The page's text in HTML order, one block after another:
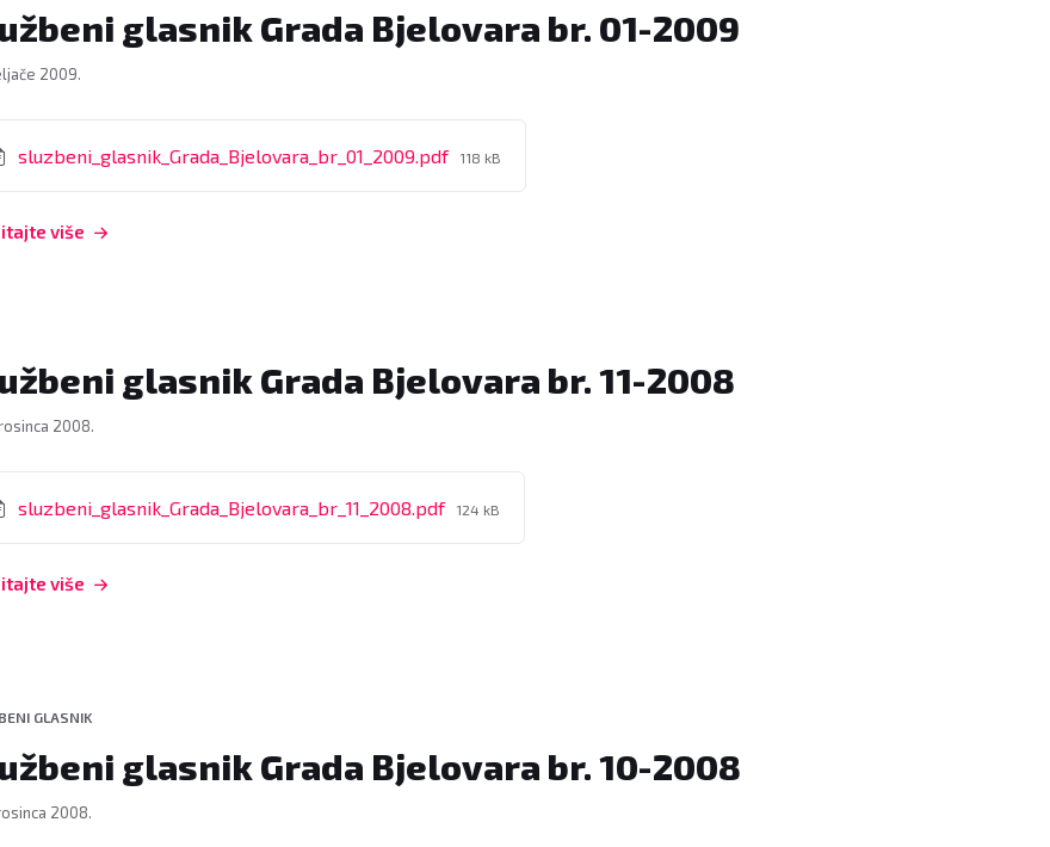
glasnik Grada Bjelovara br. 01-2009
2009.
sluzbeni_glasnik_Grada_Bjelovara_br_01_2009.pdf File
118 kB
više
glasnik Grada Bjelovara br. 11-2008
2008.
sluzbeni_glasnik_Grada_Bjelovara_br_11_2008.pdf File
124 kB
više
GLASNIK
glasnik Grada Bjelovara br. 10-2008
2008.